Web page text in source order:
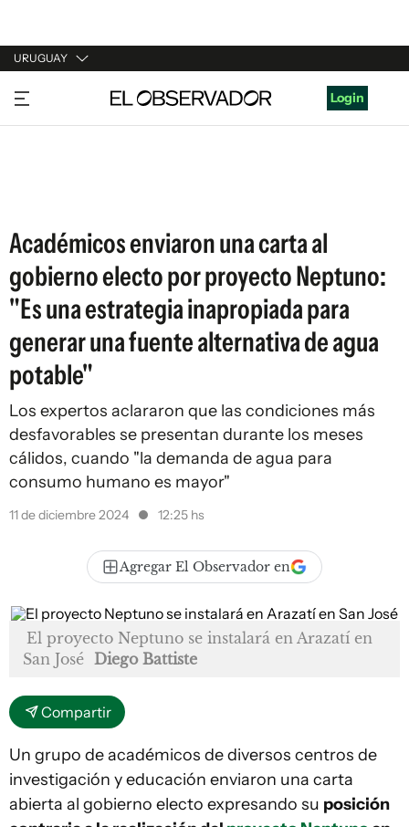
URUGUAY
URUGUAY
ARGENTINA
Login
Académicos enviaron una carta al
gobierno electo por proyecto Neptuno:
"Es una estrategia inapropiada para
generar una fuente alternativa de agua
potable"
Los expertos aclararon que las condiciones más
desfavorables se presentan durante los meses
cálidos, cuando "la demanda de agua para
consumo humano es mayor"
11 de diciembre 2024 12:25 hs
Agregar El Observador en
El proyecto Neptuno se instalará en Arazatí en
San José Diego Battiste
Compartir
Un grupo de académicos de diversos centros de
investigación y educación enviaron una carta
abierta al gobierno electo expresando su posición